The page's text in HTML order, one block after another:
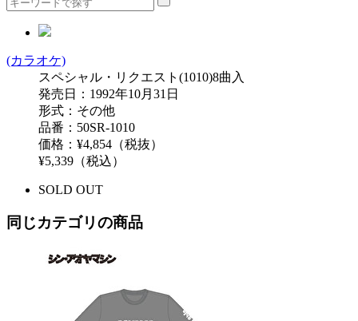
(カラオケ)
スペシャル・リクエスト(1010)8曲入
発売日：1992年10月31日
形式：その他
品番：50SR-1010
価格：¥4,854（税抜）
¥5,339（税込）
SOLD OUT
同じカテゴリの商品